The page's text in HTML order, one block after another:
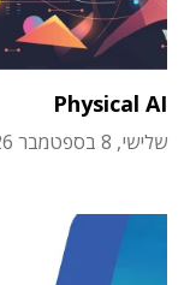
Physical AI
שלישי, 8 בספטמבר 2026